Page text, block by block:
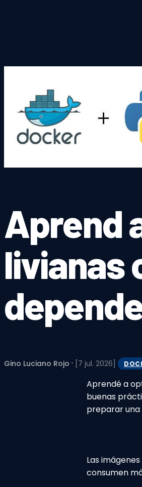
Aprend
livianas
Gino Luciano Rojo · [7 jul. 2026]
Aprendé a
buenas
preparar
Las
consumen